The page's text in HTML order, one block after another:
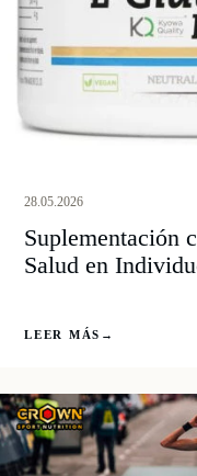
28.05.2026
Suplementación
Salud en
LEER MÁS →